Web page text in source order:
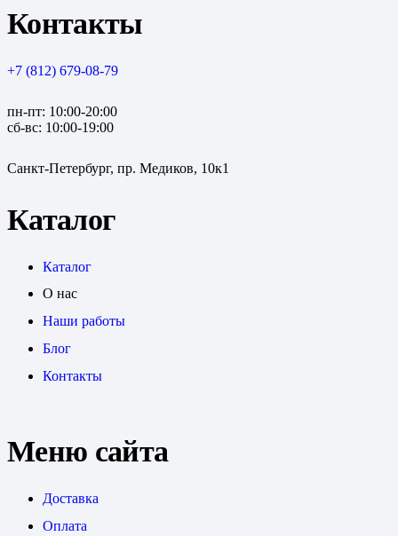
Контакты
+7 (812) 679-08-79
пн-пт: 10:00-20:00
сб-вс: 10:00-19:00
Санкт-Петербург, пр. Медиков, 10к1
Каталог
Каталог
О нас
Наши работы
Блог
Контакты
Меню сайта
Доставка
Оплата